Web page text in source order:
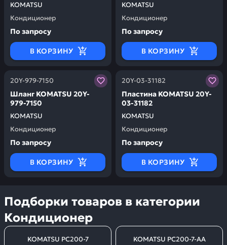
KOMATSU
Кондиционер
По запросу
В КОРЗИНУ
KOMATSU
Кондиционер
По запросу
В КОРЗИНУ
20Y-979-7150
KOMATSU
Шланг KOMATSU 20Y-
979-7150
Кондиционер
Заказывая запчасти у нас, вы получаете гарантию
По запросу
В КОРЗИНУ
20Y-03-31182
KOMATSU
Пластина KOMATSU 20Y-
03-31182
Кондиционер
Заказывая запчасти у
По запросу
В КОРЗИНУ
Подборки товаров в категории
Кондиционер
KOMATSU PC200-7 KOMATSU PC200-7-AA